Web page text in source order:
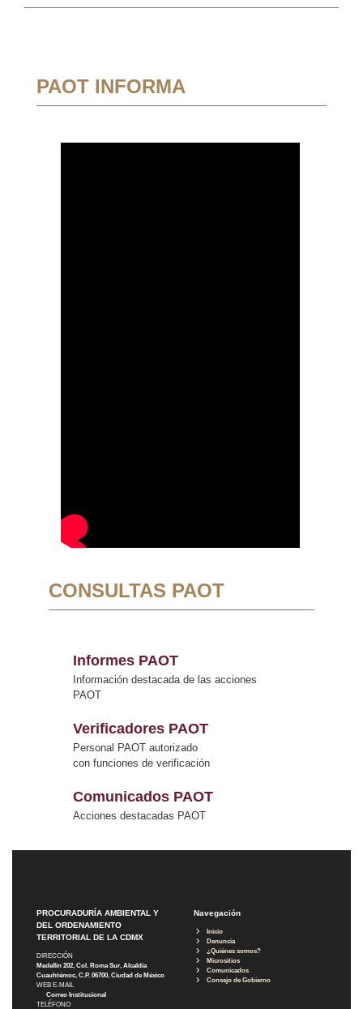
PAOT INFORMA
CONSULTAS PAOT
Informes PAOT
Información destacada de las acciones
PAOT
Verificadores PAOT
Personal PAOT autorizado
con funciones de verificación
Comunicados PAOT
Acciones destacadas PAOT
PROCURADURÍA AMBIENTAL Y
DEL ORDENAMIENTO
TERRITORIAL DE LA CDMX
DIRECCIÓN
Medellín 202, Col. Roma Sur, Alcaldía
Cuauhtémoc, C.P. 06700, Ciudad de México
WEB E-MAIL
Correo Institucional
TELÉFONO
Navegación
Inicio
Denuncia
¿Quiénes somos?
Micrositios
Comunicados
Consejo de Gobierno